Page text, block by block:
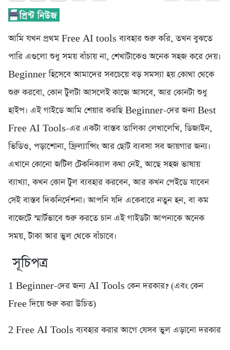
আমি যখন প্রথম Free AI tools ব্যবহার শুরু করি, তখন বুঝতে
পারি এগুলো শুধু সময় বাঁচায় না, শেখাটাকেও অনেক সহজ করে দেয়।
Beginner হিসেবে আমাদের সবচেয়ে বড় সমস্যা হয় কোথা থেকে
শুরু করবো, কোন টুলটা আসলেই কাজে আসবে, আর কোনটা শুধু
হাইপ। এই গাইডে আমি শেয়ার করছি Beginner-দের জন্য Best
Free AI Tools-এর একটা বাস্তব তালিকা লেখালেখি, ডিজাইন,
ভিডিও, পড়াশোনা, ফ্রিল্যান্সিং আর ছোট ব্যবসা সব জায়গার জন্য।
এখানে কোনো জটিল টেকনিক্যাল কথা নেই, আছে সহজ ভাষায়
ব্যাখ্যা, কখন কোন টুল ব্যবহার করবেন, আর কখন পেইডে যাবেন
সেই বাস্তব দিকনির্দেশনা। আপনি যদি একেবারে নতুন হন, বা কম
বাজেটে স্মার্টভাবে শুরু করতে চান এই গাইডটা আপনাকে অনেক
সময়, টাকা আর ভুল থেকে বাঁচাবে।
সূচিপত্র
1️ Beginner-দের জন্য AI Tools কেন দরকার? (এবং কেন
Free দিয়ে শুরু করা উচিত)
2️ Free AI Tools ব্যবহার করার আগে যেসব ভুল এড়ানো দরকার